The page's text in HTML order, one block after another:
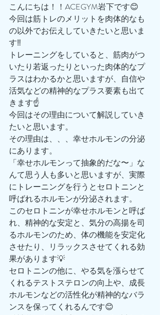
こんにちは！！ACEGYM岩下です😊
今回は筋トレのメリットを肉体的なも
の以外でお伝えしていきたいと思いま
す‼️
トレーニングをしていると、筋肉がつ
いたり若返ったりといった肉体的なプ
ラスはわかるかと思いますが、自信や
活気などの精神的なプラス要素も出て
きます☝️
今回はその理由について解説していき
たいと思います。
その理由は、、、幸せホルモンの分泌
にあります。
「幸せホルモンって抽象的だな〜」な
んて思う人も多いと思いますが、実際
にトレーニングを行うとセロトニンと
呼ばれるホルモンが分泌されます。
このセロトニンが幸せホルモンと呼ば
れ、精神的な安定と、気分の高揚を司
るホルモンのため、体の機能を安定化
させたり、リラックスさせてくれる効
果があります💡
セロトニンの他に、やる気を漲らせて
くれるテストステロンの向上や、成長
ホルモンなどの活性化が精神的なバラ
ンスを保ってくれるんです😊